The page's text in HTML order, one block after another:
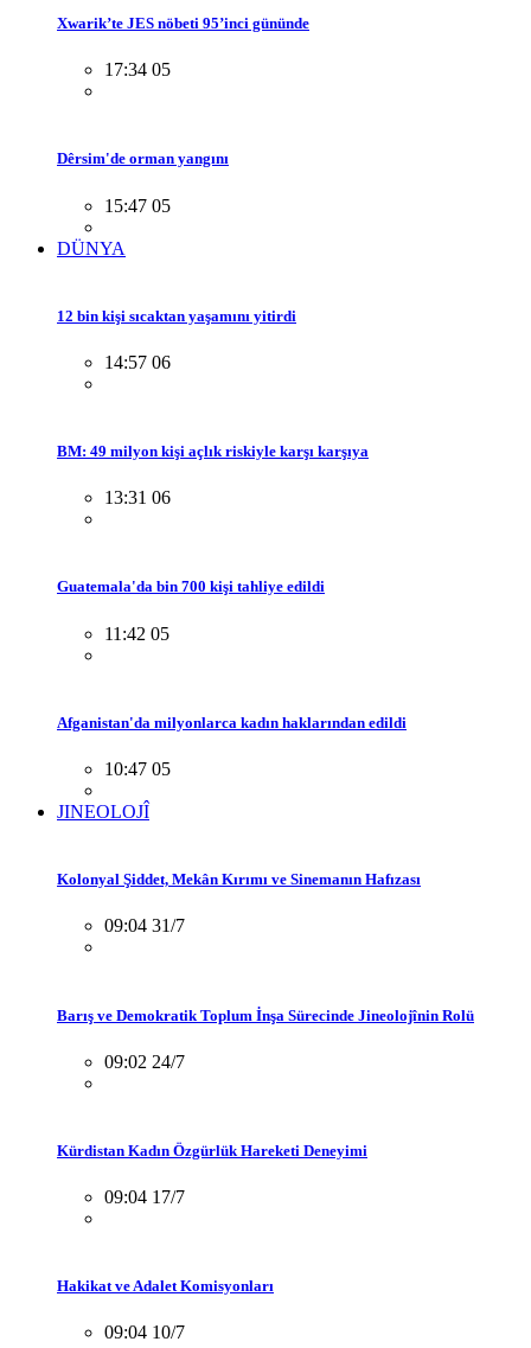
Xwarik’te JES nöbeti 95’inci gününde
17:34 05
Dêrsim'de orman yangını
15:47 05
DÜNYA
12 bin kişi sıcaktan yaşamını yitirdi
14:57 06
BM: 49 milyon kişi açlık riskiyle karşı karşıya
13:31 06
Guatemala'da bin 700 kişi tahliye edildi
11:42 05
Afganistan'da milyonlarca kadın haklarından edildi
10:47 05
JINEOLOJÎ
Kolonyal Şiddet, Mekân Kırımı ve Sinemanın Hafızası
09:04 31/7
Barış ve Demokratik Toplum İnşa Sürecinde Jineolojînin Rolü
09:02 24/7
Kürdistan Kadın Özgürlük Hareketi Deneyimi
09:04 17/7
Hakikat ve Adalet Komisyonları
09:04 10/7